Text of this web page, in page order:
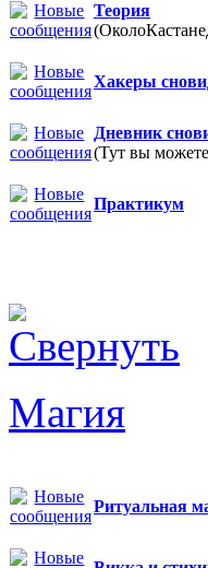
Теория
Хакеры
Дневник
(Тут вы
Практикум
Магия
Ритуальная